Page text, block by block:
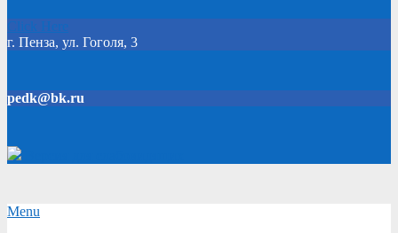
Click Here
г. Пенза, ул. Гоголя, 3
pedk@bk.ru
Secondary
Menu